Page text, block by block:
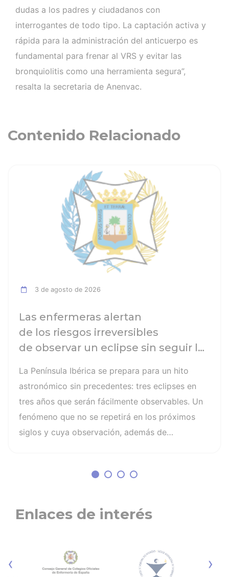
dudas a los padres y ciudadanos con
interrogantes de todo tipo. La captación activa y
rápida para la administración del anticuerpo es
fundamental para frenar al VRS y evitar las
bronquiolitis como una herramienta segura”,
resalta la secretaria de Anenvac.
Contenido Relacionado
3 de agosto de 2026
Las enfermeras alertan
de los riesgos irreversibles
de observar un eclipse sin seguir las
solar es el mayor de los peligros
La Península Ibérica se prepara para un hito
astronómico sin precedentes: tres eclipses en
tres años que serán fácilmente observables. Un
fenómeno que no se repetirá en los próximos
siglos y cuya observación, además de
insuperable y una lesión irreversible. El mayor
retinopatía solar, una quemadura fotoquímica
fotoquímica de la retina, la pérdida parcial o
irreversible de la visión, distorsión de las
Enlaces de interés
‹ ›